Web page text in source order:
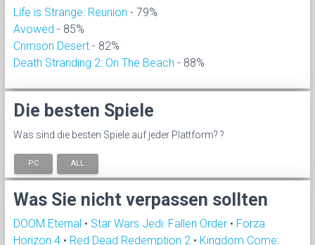
Life is Strange: Reunion - 79%
Avowed - 85%
Crimson Desert - 82%
Death Stranding 2: On The Beach - 88%
Die besten Spiele
Was sind die besten Spiele auf jeder Plattform? ?
PC ALL
Was Sie nicht verpassen sollten
DOOM Eternal • Star Wars Jedi: Fallen Order • Forza
Horizon 4 • Red Dead Redemption 2 • Kingdom Come: